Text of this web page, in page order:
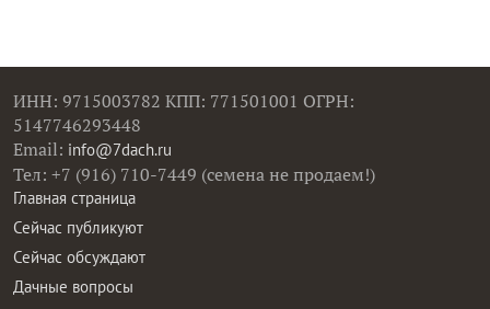
ИНН: 9715003782 КПП: 771501001 ОГРН:
5147746293448
Email: info@7dach.ru
Тел: +7 (916) 710-7449 (семена не продаем!)
Главная страница
Сейчас публикуют
Сейчас обсуждают
Дачные вопросы